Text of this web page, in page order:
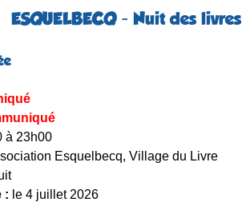
ESQUELBECQ - Nuit des livres
à 23h00
Esquelbecq, Village du Livre
: le 4 juillet 2026